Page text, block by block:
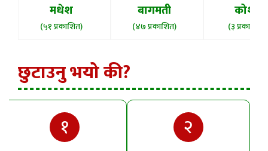
मधेश
(५१ प्रकाशित)
बागमती
(४७ प्रकाशित)
कोशी
(३ प्रकाशित)
छुटाउनु भयो की?
१
२